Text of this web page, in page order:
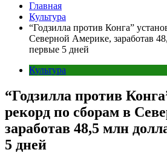
Главная
Культура
“Годзилла против Конга”
Северной Америке, заработав
первые 5 дней
Культура
“Годзилла против
рекорд по сборам в
заработав 48,5 млн
5 дней